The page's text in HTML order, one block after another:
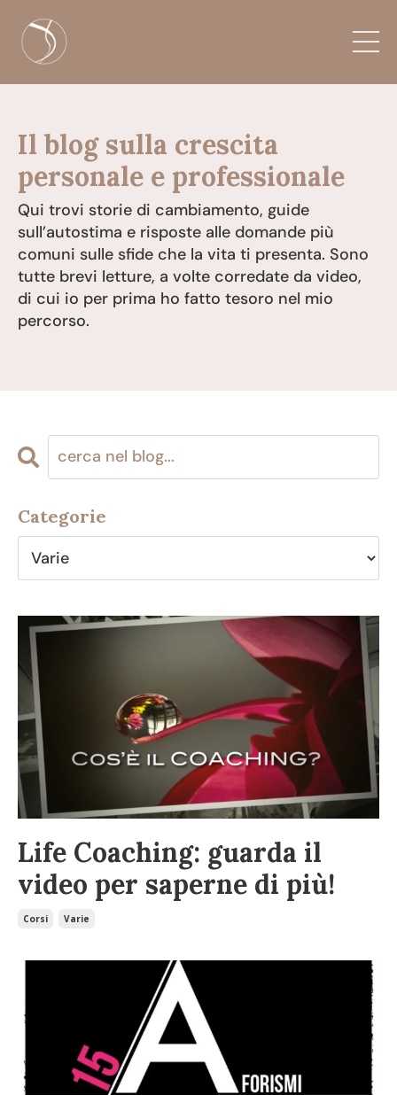
Il blog sulla crescita
personale e professionale
Qui trovi storie di cambiamento, guide
sull’autostima e risposte alle domande più
comuni sulle sfide che la vita ti presenta. Sono
tutte brevi letture, a volte corredate da video,
di cui io per prima ho fatto tesoro nel mio
percorso.
Life Coaching: guarda il
video per saperne di più!
Corsi Varie
Categorie